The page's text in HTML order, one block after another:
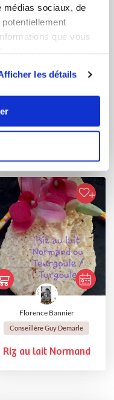
médias sociaux, de
que vous
les détails
Florence Bannier
Conseillère Guy Demarle
Riz au lait Normand